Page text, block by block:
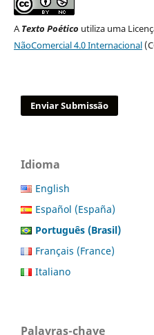
ATexto Poético utiliza uma
NãoComercial 4.0 Internacional
Enviar Submissão
Idioma
English
Español (España)
Português (Brasil)
Français (France)
Italiano
Palavras-chave